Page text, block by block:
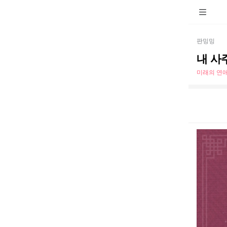
판밍밍
내 사
미래의 연